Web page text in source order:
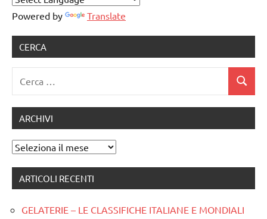
Powered by Translate
CERCA
Cerca
ARCHIVI
Archivi
ARTICOLI RECENTI
GELATERIE – LE CLASSIFICHE ITALIANE E MONDIALI